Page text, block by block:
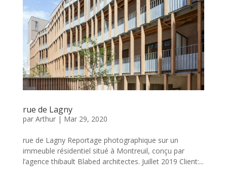
rue de Lagny
par Arthur| Mar 29, 2020
rue de Lagny Reportage photographique sur un
immeuble résidentiel situé à Montreuil, conçu par
l’agence thibault Blabed architectes. Juillet 2019 Client:...